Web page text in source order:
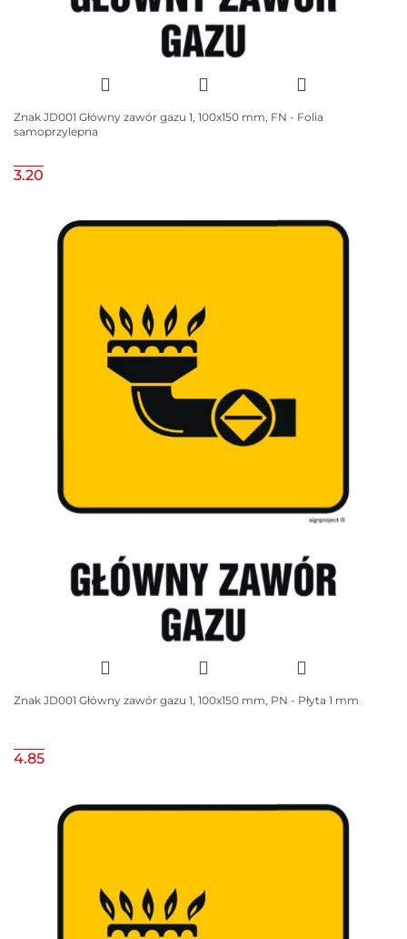
Znak JD001 Główny zawór gazu 1, 100x150 mm, FN - Folia
samoprzylepna
3.20
Znak JD001 Główny zawór gazu 1, 100x150 mm, PN - Płyta 1 mm
4.85